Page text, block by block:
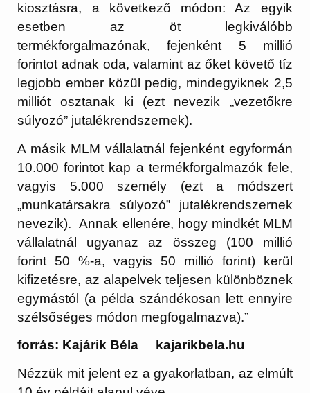
kiosztásra, a következő módon: Az egyik
esetben az öt legkiválóbb
termékforgalmazónak, fejenként 5 millió
forintot adnak oda, valamint az őket követő tíz
legjobb ember közül pedig, mindegyiknek 2,5
milliót osztanak ki (ezt nevezik „vezetőkre
súlyozó” jutalékrendszernek).
A másik MLM vállalatnál fejenként egyformán
10.000 forintot kap a termékforgalmazók fele,
vagyis 5.000 személy (ezt a módszert
„munkatársakra súlyozó” jutalékrendszernek
nevezik). Annak ellenére, hogy mindkét MLM
vállalatnál ugyanaz az összeg (100 millió
forint 50 %-a, vagyis 50 millió forint) kerül
kifizetésre, az alapelvek teljesen különböznek
egymástól (a példa szándékosan lett ennyire
szélsőséges módon megfogalmazva).”
forrás: Kajárik Béla kajarikbela.hu
Nézzük mit jelent ez a gyakorlatban, az elmúlt